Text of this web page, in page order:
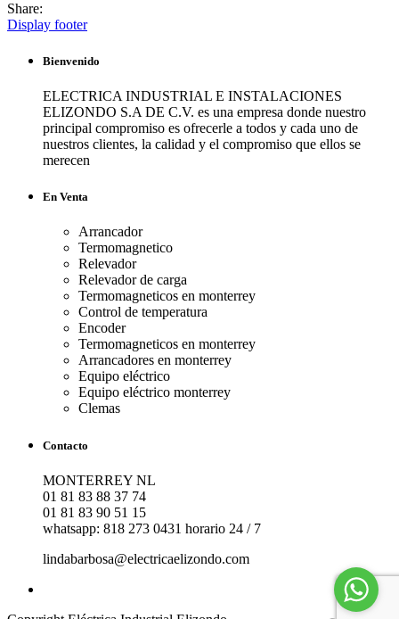
Share:
Display footer
Bienvenido
ELECTRICA INDUSTRIAL E INSTALACIONES
ELIZONDO S.A DE C.V. es una empresa donde nuestro
principal compromiso es ofrecerle a todos y cada uno de
nuestros clientes, la calidad y el compromiso que ellos se
merecen
En Venta
Arrancador
Termomagnetico
Relevador
Relevador de carga
Termomagneticos en monterrey
Control de temperatura
Encoder
Termomagneticos en monterrey
Arrancadores en monterrey
Equipo eléctrico
Equipo eléctrico monterrey
Clemas
Contacto
MONTERREY NL
01 81 83 88 37 74
01 81 83 90 51 15
whatsapp: 818 273 0431 horario 24 / 7
lindabarbosa@electricaelizondo.com